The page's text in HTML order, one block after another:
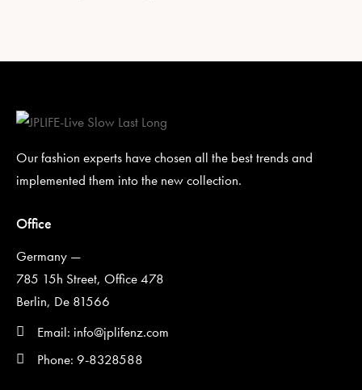
Our fashion experts have chosen all the best trends and
implemented them into the new collection.
Office
Germany —
785 15h Street, Office 478
Berlin, De 81566
Email: info@jplifenz.com
Phone: 9-8328588